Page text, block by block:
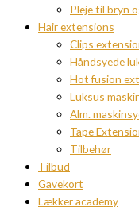
Pleje til bryn
Hair extensions
Clips
Håndsyede
Hot fusion
Luksus
Alm.
Tape
Tilbehør
Tilbud
Gavekort
Lækker academy